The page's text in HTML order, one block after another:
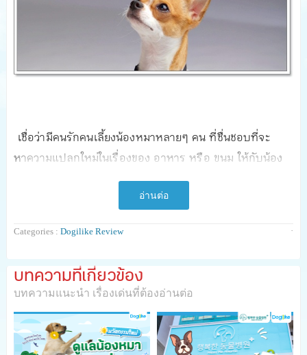
เชื่อว่ามีคนรักคนเลี้ยงน้องหมาหลายๆ คน ที่ชื่นชอบที่จะ
หาความแปลกใหม่ในเรื่องของ อาหาร หรือ ขนม ให้กับน้อง
หมา ใครบอกว่าอาหารแบรนด์ไหนดี ขนมยี่ห้อไหนอร่อย ก็
อยากจะซื้อมาให้น้องหมาได้ลองลิ้มชิมรสกัน
วันนี้Dogilike Review
มองหาขนมสำหรับน้องหมาที่แปลกใหม่ คุณภาพดี และมี
รสชาติที่ดึงดูดใจน้องหมา ด้วยนี่เลยค่ะ
LONG STICK"
อ่านต่อ
Categories : Dogilike Review ·
บทความที่เกี่ยวข้อง
บทความแนะนำ เรื่องเด่นที่ต้องอ่านต่อ